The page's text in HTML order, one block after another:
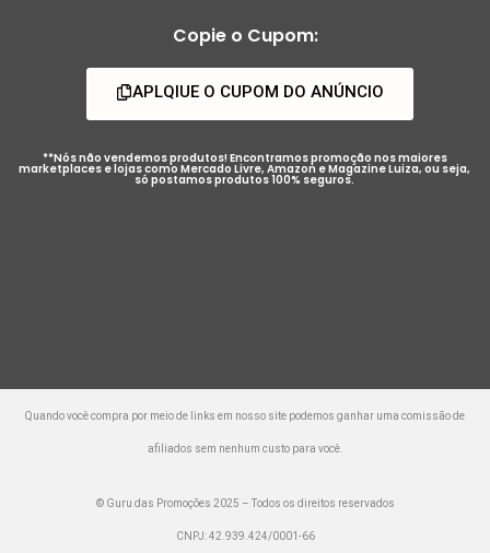
Copie o Cupom:
APLQIUE O CUPOM DO ANÚNCIO
**Nós não vendemos produtos! Encontramos promoção nos maiores
marketplaces e lojas como Mercado Livre, Amazon e Magazine Luiza, ou seja,
só postamos produtos 100% seguros.
Quando você compra por meio de links em nosso site podemos ganhar uma comissão de
afiliados sem nenhum custo para você.
© Guru das Promoções 2025 – Todos os direitos reservados
CNPJ: 42.939.424/0001-66